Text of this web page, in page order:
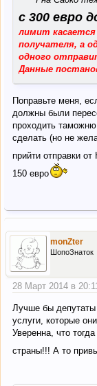
с 300 евро
лимит
получателя, а
одного
Данные
Поправьте меня,
должны были
проходить
сделать (но не
прийти отправки
150 евро
monZter
ШопоЗнаток
28 Март 2014 в
Лучше бы депутаты
услуги, которые
Уверенна, что
страны!!! А то